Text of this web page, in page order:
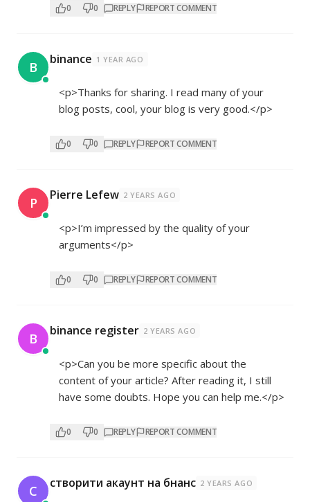
0 0 REPLY REPORT COMMENT
B binance 1 YEAR AGO
<p>Thanks for sharing. I read many of your
blog posts, cool, your blog is very good.</p>
0 0 REPLY REPORT COMMENT
P Pierre Lefew 2 YEARS AGO
<p>I’m impressed by the quality of your
arguments</p>
0 0 REPLY REPORT COMMENT
B binance register 2 YEARS AGO
<p>Can you be more specific about the
content of your article? After reading it, I still
have some doubts. Hope you can help me.</p>
0 0 REPLY REPORT COMMENT
С створити акаунт на бнанс 2 YEARS AGO